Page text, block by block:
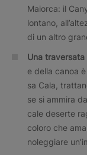
Maiorca: il
lontano,
di un altro
Una
e della canoa
sa Cala,
se si ammira
cale deserte
coloro che
noleggiare